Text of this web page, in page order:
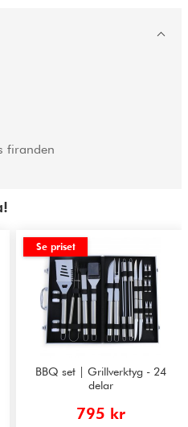
firanden
Se priset
BBQ set | Grillverktyg - 24
delar
795 kr